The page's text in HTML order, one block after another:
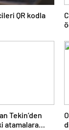
QR kodla
Tekin’den
atamalara